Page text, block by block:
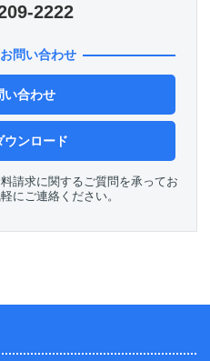
2222
問い合わせ
い合わせ
ウンロード
請求に関するご質問を承ってお
にご連絡ください。